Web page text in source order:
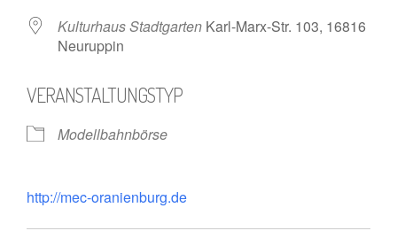
Kulturhaus Stadtgarten Karl-Marx-Str. 103, 16816
Neuruppin
VERANSTALTUNGSTYP
Modellbahnbörse
http://mec-oranienburg.de